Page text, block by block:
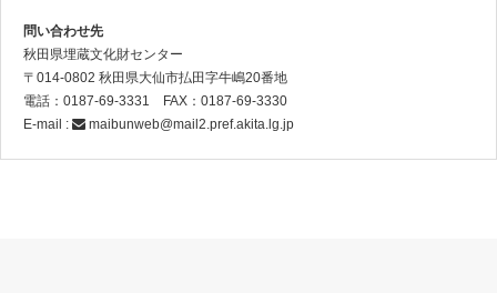
問い合わせ先
秋田県埋蔵文化財センター
〒014-0802 秋田県大仙市払田字牛嶋20番地
電話：0187-69-3331 FAX：0187-69-3330
E-mail :
maibunweb@mail2.pref.akita.lg.jp